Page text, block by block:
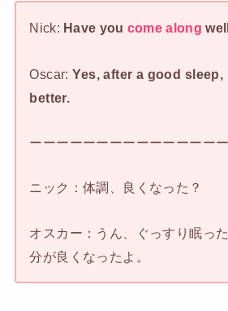
Nick: Have you come along
Oscar:Yes, after a good sleep,
better.
ーーーーーーーーーーーーーー
ニック：体調、良くなった？
オスカー：うん、ぐっすり眠っ
分が良くなったよ。